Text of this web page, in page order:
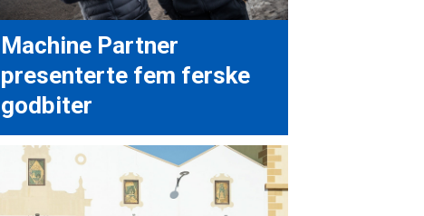
Machine Partner
presenterte fem ferske
godbiter